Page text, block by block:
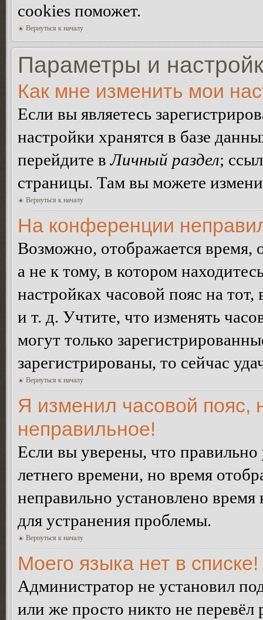
cookies поможет.
Вернуться к началу
Параметры и
Как мне изменить мои
Если вы являетесь
настройки хранятся в базе
перейдите вЛичный раздел;
страницы. Там вы можете
Вернуться к началу
На конференции
Возможно, отображается время,
а не к тому, в котором
настройках часовой пояс на
и т. д. Учтите, что изменять
могут только
зарегистрированы, то сейчас
Вернуться к началу
Я изменил часовой пояс,
неправильное!
Если вы уверены, что правильно
летнего времени, но время
неправильно установлено
для устранения проблемы.
Вернуться к началу
Моего языка нет в списке!
Администратор не установил
или же просто никто не